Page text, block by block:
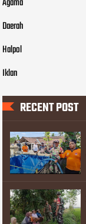
Daerah
Halpol
Iklan
RECENT POST